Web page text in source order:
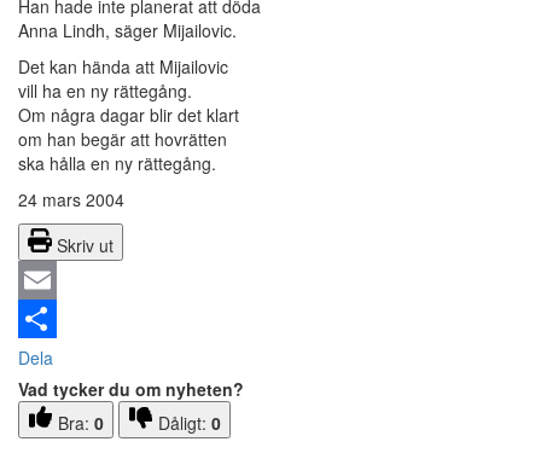
Han hade inte planerat att döda
Anna Lindh, säger Mijailovic.
Det kan hända att Mijailovic
vill ha en ny rättegång.
Om några dagar blir det klart
om han begär att hovrätten
ska hålla en ny rättegång.
24 mars 2004
Skriv ut
Email
Dela
Vad tycker du om nyheten?
Bra: 0 Dåligt: 0